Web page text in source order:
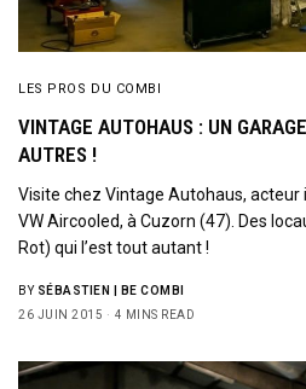
LES PROS DU COMBI
VINTAGE AUTOHAUS : UN
AUTRES !
Visite chez Vintage Autohaus, acteur
VW Aircooled, à Cuzorn (47). Des
Rot) qui l’est tout autant !
BY SÉBASTIEN | BE COMBI
26 JUIN 2015
4 MINS READ